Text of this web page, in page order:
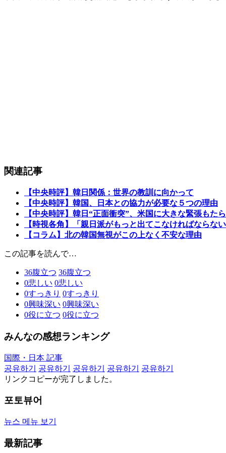
関連記事
【中央時評】韓日関係：世界の教訓に向かって
【中央時評】韓国、日本との協力が必要な５つの理由
【中央時評】韓日“正面衝突”、米国に大きな緊張もた
【時視各角】「親日派がもっと出てこなければならな
【コラム】北の韓国無視がこの上なく不安な理由
この記事を読んで…
36腹立つ 36腹立つ
0悲しい 0悲しい
0すっきり 0すっきり
0興味深い 0興味深い
0役に立つ 0役に立つ
みんなの感想ランキング
国際・日本 記事
공유하기
공유하기 공유하기 공유하기
공유하기
リンクコピーが完了しました。
포토뷰어
뉴스 메뉴 보기
最新記事